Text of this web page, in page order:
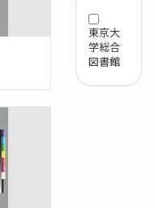
東京大
学総合
図書館